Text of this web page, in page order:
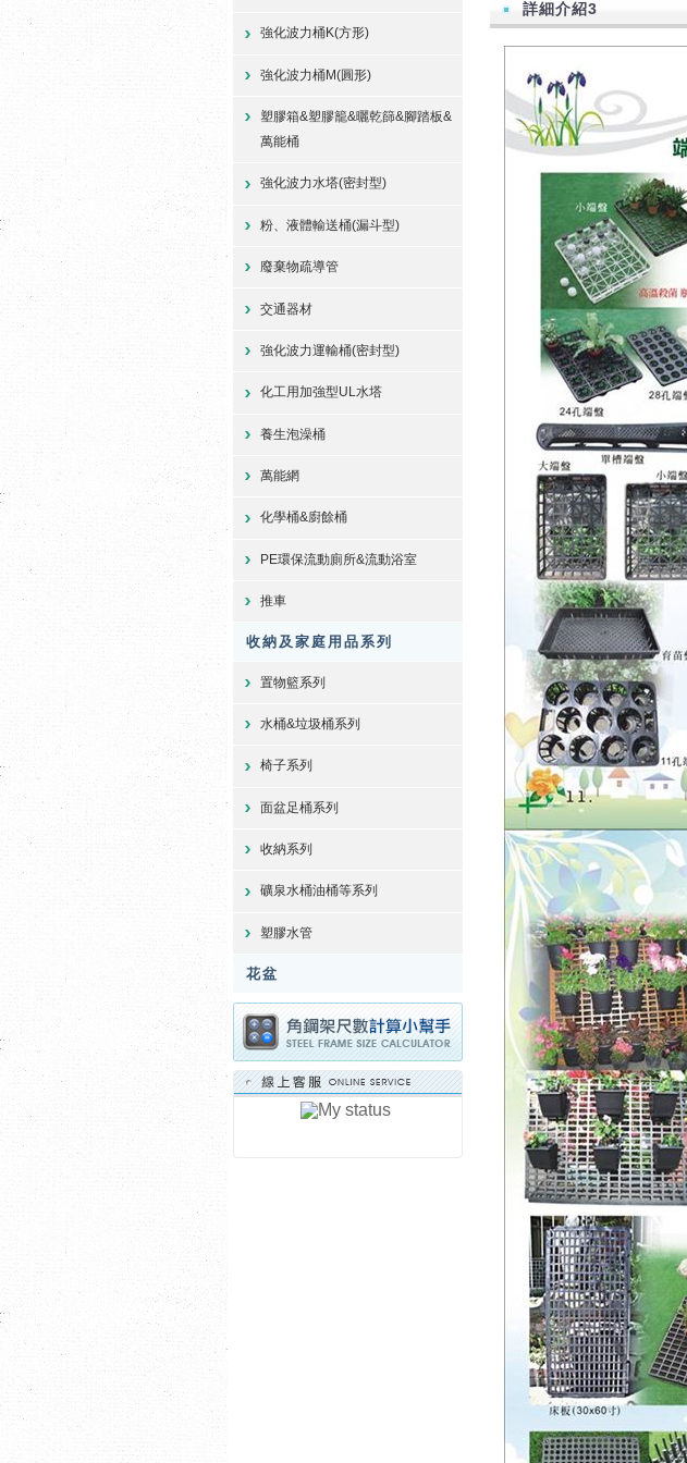
強化波力桶K(方形)
強化波力桶M(圓形)
塑膠箱&塑膠籠&曬乾篩&腳踏板&
萬能桶
強化波力水塔(密封型)
粉、液體輸送桶(漏斗型)
廢棄物疏導管
交通器材
強化波力運輸桶(密封型)
化工用加強型UL水塔
養生泡澡桶
萬能網
化學桶&廚餘桶
PE環保流動廁所&流動浴室
推車
收納及家庭用品系列
置物籃系列
水桶&垃圾桶系列
椅子系列
面盆足桶系列
收納系列
礦泉水桶油桶等系列
塑膠水管
花盆
詳細介紹3